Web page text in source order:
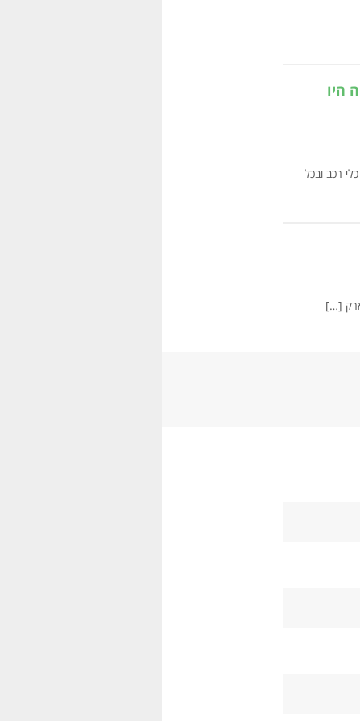
היו
כלי רכב ובכל
[…]